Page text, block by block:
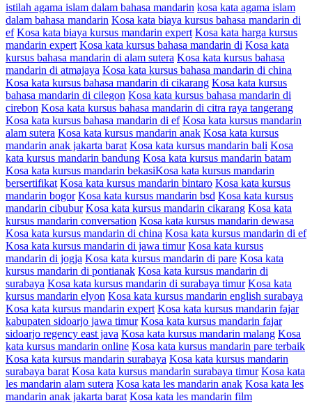
istilah agama islam dalam bahasa mandarin kosa kata agama islam
dalam bahasa mandarin Kosa kata biaya kursus bahasa mandarin di
ef Kosa kata biaya kursus mandarin expert Kosa kata harga kursus
mandarin expert Kosa kata kursus bahasa mandarin di Kosa kata
kursus bahasa mandarin di alam sutera Kosa kata kursus bahasa
mandarin di atmajaya Kosa kata kursus bahasa mandarin di china
Kosa kata kursus bahasa mandarin di cikarang Kosa kata kursus
bahasa mandarin di cilegon Kosa kata kursus bahasa mandarin di
cirebon Kosa kata kursus bahasa mandarin di citra raya tangerang
Kosa kata kursus bahasa mandarin di ef Kosa kata kursus mandarin
alam sutera Kosa kata kursus mandarin anak Kosa kata kursus
mandarin anak jakarta barat Kosa kata kursus mandarin bali Kosa
kata kursus mandarin bandung Kosa kata kursus mandarin batam
Kosa kata kursus mandarin bekasiKosa kata kursus mandarin
bersertifikat Kosa kata kursus mandarin bintaro Kosa kata kursus
mandarin bogor Kosa kata kursus mandarin bsd Kosa kata kursus
mandarin cibubur Kosa kata kursus mandarin cikarang Kosa kata
kursus mandarin conversation Kosa kata kursus mandarin dewasa
Kosa kata kursus mandarin di china Kosa kata kursus mandarin di ef
Kosa kata kursus mandarin di jawa timur Kosa kata kursus
mandarin di jogja Kosa kata kursus mandarin di pare Kosa kata
kursus mandarin di pontianak Kosa kata kursus mandarin di
surabaya Kosa kata kursus mandarin di surabaya timur Kosa kata
kursus mandarin elyon Kosa kata kursus mandarin english surabaya
Kosa kata kursus mandarin expert Kosa kata kursus mandarin fajar
kabupaten sidoarjo jawa timur Kosa kata kursus mandarin fajar
sidoarjo regency east java Kosa kata kursus mandarin malang Kosa
kata kursus mandarin online Kosa kata kursus mandarin pare terbaik
Kosa kata kursus mandarin surabaya Kosa kata kursus mandarin
surabaya barat Kosa kata kursus mandarin surabaya timur Kosa kata
les mandarin alam sutera Kosa kata les mandarin anak Kosa kata les
mandarin anak jakarta barat Kosa kata les mandarin film